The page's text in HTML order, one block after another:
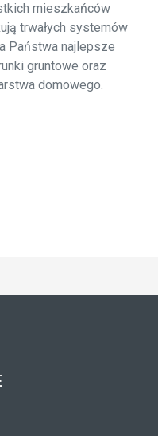
mieszkańców
trwałych systemów
Państwa najlepsze
gruntowe oraz
domowego.